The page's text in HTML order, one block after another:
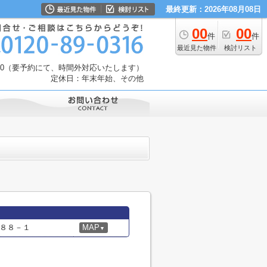
最終更新：2026年08月08日
00件
最近見た物件
00件
検討リスト
要予約にて、時間外対応いたします）
定休日：年末年始、その他
８－１ MAP ▼